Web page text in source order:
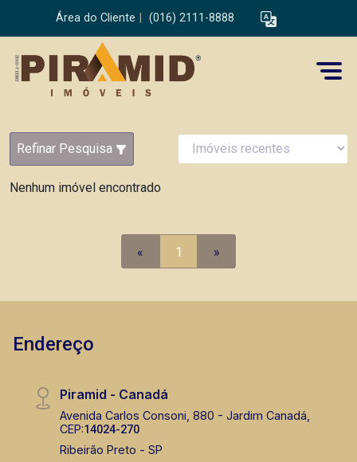
Área do Cliente (016) 2111-8888
Refinar Pesquisa
Nenhum imóvel encontrado
« 1 »
Endereço
Piramid - Canadá
Avenida Carlos Consoni, 880 - Jardim Canadá,
CEP:14024-270
Ribeirão Preto - SP